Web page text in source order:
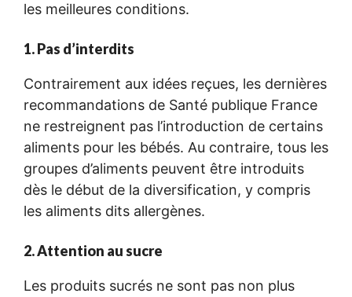
les meilleures conditions.
1. Pas d’interdits
Contrairement aux idées reçues, les dernières
recommandations de Santé publique France
ne restreignent pas l’introduction de certains
aliments pour les bébés. Au contraire, tous les
groupes d’aliments peuvent être introduits
dès le début de la diversification, y compris
les aliments dits allergènes.
2. Attention au sucre
Les produits sucrés ne sont pas non plus